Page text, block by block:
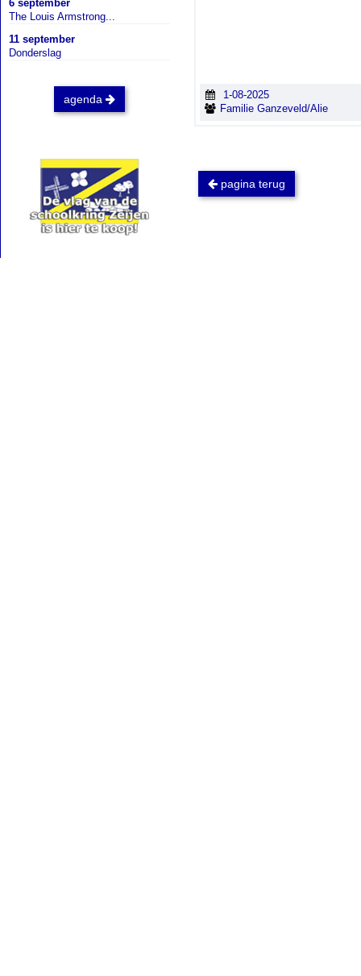
6 september
The Louis Armstrong...
11 september
Donderslag
agenda
1-08-2025
Familie Ganzeveld/Alie
pagina terug